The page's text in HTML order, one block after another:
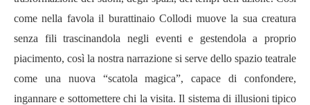
come nella favola il burattinaio Collodi muove la sua creatura
senza fili trascinandola negli eventi e gestendola a proprio
piacimento, così la nostra narrazione si serve dello spazio teatrale
come una nuova “scatola magica”, capace di confondere,
ingannare e sottomettere chi la visita. Il sistema di illusioni tipico